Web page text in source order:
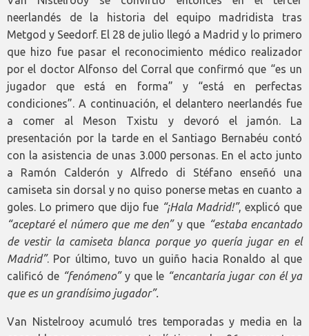
neerlandés de la historia del equipo madridista tras
Metgod y Seedorf. El 28 de julio llegó a Madrid y lo primero
que hizo fue pasar el reconocimiento médico realizador
por el doctor Alfonso del Corral que confirmó que “es un
jugador que está en forma” y “está en perfectas
condiciones”. A continuación, el delantero neerlandés fue
a comer al Meson Txistu y devoró el jamón. La
presentación por la tarde en el Santiago Bernabéu contó
con la asistencia de unas 3.000 personas. En el acto junto
a Ramón Calderón y Alfredo di Stéfano enseñó una
camiseta sin dorsal y no quiso ponerse metas en cuanto a
goles. Lo primero que dijo fue “¡Hala Madrid!”, explicó que
“aceptaré el número que me den”y que “estaba encantado
de vestir la camiseta blanca porque yo quería jugar en el
Madrid”. Por último, tuvo un guiño hacia Ronaldo al que
calificó de “fenómeno” y que le “encantaría jugar con él ya
que es un grandísimo jugador”.
Van Nistelrooy acumuló tres temporadas y media en la